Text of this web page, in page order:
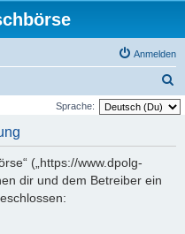
Anmelden
u
Sprache:
(„https://www.dpolg-
dir und dem Betreiber ein